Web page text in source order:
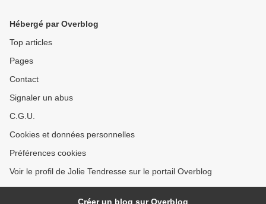
Hébergé par Overblog
Top articles
Pages
Contact
Signaler un abus
C.G.U.
Cookies et données personnelles
Préférences cookies
Voir le profil de Jolie Tendresse sur le portail Overblog
Créer un blog sur Overblog